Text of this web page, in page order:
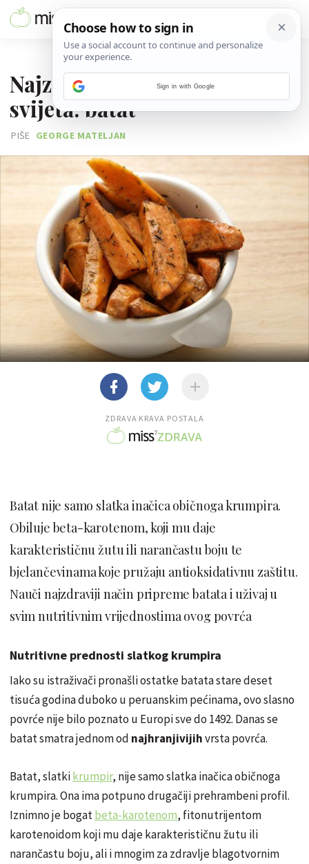
Najzdravije namirnice
svijeta: batat
PIŠE GEORGE MATELJAN
ZDRAVA KRAVA POSTALA
Batat nije samo slatka inačica običnoga krumpira.
Obiluje beta-karotenom, koji mu daje
karakterističnu žutu ili narančastu boju te
bjelančevinama koje pružaju antioksidativnu zaštitu.
Nauči najzdraviji način pripreme batata i uživaj u
svim nutritivnim vrijednostima ovog povrća
Nutritivne prednosti slatkog krumpira
Iako su istraživači pronašli ostatke batata stare deset
tisuća godina duboko u peruanskim pećinama, ovo slasno
povrće nije bilo poznato u Europi sve do 1492. Danas se
batat smatra jednom od najhranjivijihvrsta povrća.
Batat, slatkikrumpir, nije samo slatka inačica običnoga
krumpira. Ona ima potpuno drugačiji prehrambeni profil.
Iznimno je bogatbeta-karotenom, fitonutrijentom
karotenoidom koji mu daje karakterističnu žutu ili
narančastu boju, ali i mnogim za zdravlje blagotvornim
Sign in with Google